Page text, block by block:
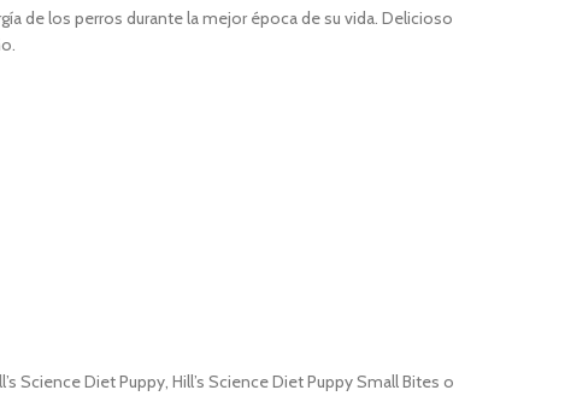
de los perros durante la mejor época de su vida. Delicioso
Science DietPuppy, Hill’s Science DietPuppy Small Bites o